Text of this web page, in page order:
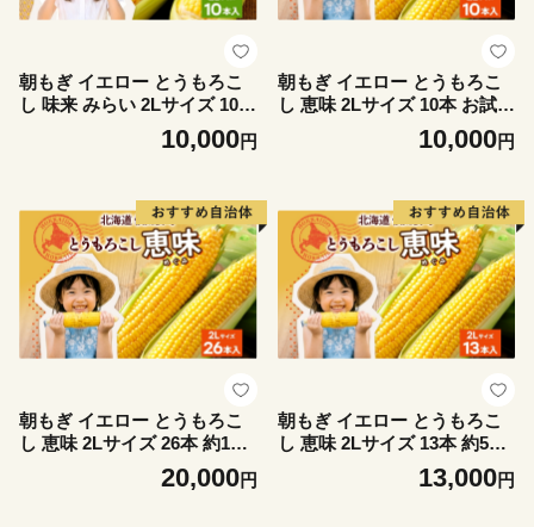
朝もぎ イエロー とうもろこ
し 味来 みらい 2Lサイズ 10本
お試し 大きめ 夏野菜 とうき
び 旬 新鮮 野菜 トウモロコシ
送料無料 北海道 倶知安町
10,000円
朝もぎ イエロー とうもろこ
し 恵味 2Lサイズ 10本 お試し
大きめ 夏野菜 とうきび 旬 新
鮮 野菜 トウモロコシ 甘い ギ
料 北海道 倶知安町
10,000円
朝もぎ イエロー とうもろこ
し 恵味 2Lサイズ 26本 約10k
g 大きめ 夏野菜 とうきび 旬
新鮮 野菜 トウモロコシ 甘い
20,000円
朝もぎ イエロー とうもろこ
し 恵味 2Lサイズ 13本 約5kg
大きめ 夏野菜 とうきび 旬 新
鮮 野菜 トウモロコシ 甘い ギ
13,000円